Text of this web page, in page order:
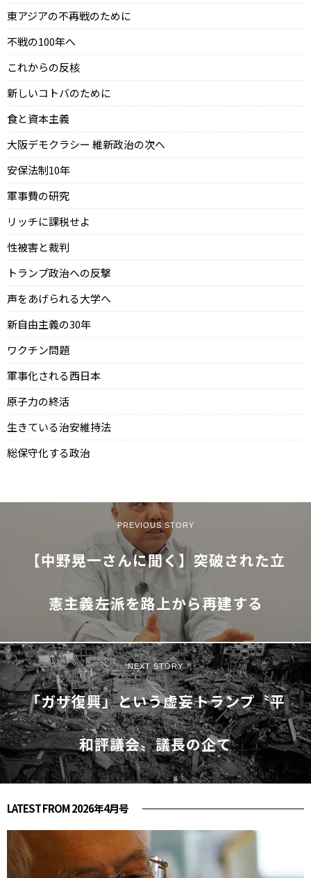
東アジアの不再戦のために
不戦の100年へ
これからの反核
新しいコトバのために
食と資本主義
大阪デモクラシー 維新政治の次へ
安保法制10年
軍事費の研究
リッチに課税せよ
性被害と裁判
トランプ政治への反撃
声をあげられる大学へ
新自由主義の30年
ワクチン問題
軍事化される西日本
原子力の終活
生きている治安維持法
総保守化する政治
PREVIOUS STORY
【中野晃一さんに聞く】突破された立
憲主義――左派を路上から再建する
NEXT STORY
「ガザ復興」という虚妄――トランプ〝平
和評議会〟議長の企て
LATEST FROM 2026年4月号